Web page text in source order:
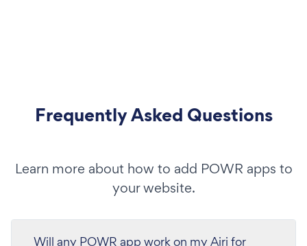
Frequently Asked Questions
Learn more about how to add POWR apps to
your website.
Will any POWR app work on my Airi for